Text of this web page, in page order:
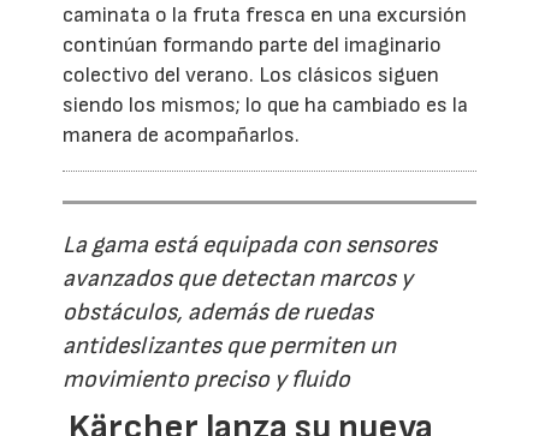
caminata o la fruta fresca en una excursión
continúan formando parte del imaginario
colectivo del verano. Los clásicos siguen
siendo los mismos; lo que ha cambiado es la
manera de acompañarlos.
La gama está equipada con sensores
avanzados que detectan marcos y
obstáculos, además de ruedas
antideslizantes que permiten un
movimiento preciso y fluido